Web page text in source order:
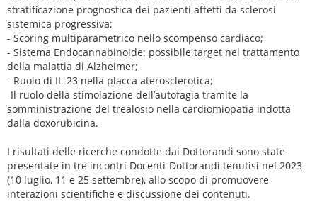
stratificazione prognostica dei pazienti affetti da sclerosi
sistemica progressiva;
- Scoring multiparametrico nello scompenso cardiaco;
- Sistema Endocannabinoide: possibile target nel trattamento
della malattia di Alzheimer;
- Ruolo di IL-23 nella placca aterosclerotica;
-Il ruolo della stimolazione dell’autofagia tramite la
somministrazione del trealosio nella cardiomiopatia indotta
dalla doxorubicina.
I risultati delle ricerche condotte dai Dottorandi sono state
presentate in tre incontri Docenti-Dottorandi tenutisi nel 2023
(10 luglio, 11 e 25 settembre), allo scopo di promuovere
interazioni scientifiche e discussione dei contenuti.